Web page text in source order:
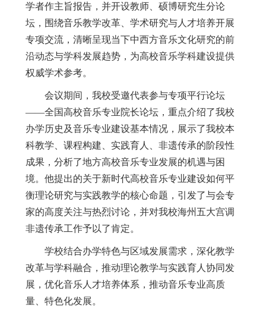
学者作主旨报告，并开设教师、硕博研究生分论
坛，围绕音乐教学改革、学术研究与人才培养开展
专项交流，清晰呈现当下中西方音乐文化研究的前
沿动态与学科发展趋势，为高校音乐学科建设提供
权威学术参考。
会议期间， 我校受邀代表参与专项平行论坛
——全国高校音乐专业院长论坛， 重点介绍了我校
办学历史及音乐专业建设基本情况，展示了我校本
科教学、课程构建、实践育人、非遗传承的阶段性
成果，分析了地方高校音乐专业发展的机遇与困
境。 他提出的关于新时代高校音乐专业建设如何平
衡理论研究与实践教学的核心命题，引发了与会专
家的高度关注与热烈讨论，并对我校海州五大宫调
非遗传承工作予以了肯定。
学校结合办学特色与区域发展需求，深化教学
改革与学科融合，推动理论教学与实践育人协同发
展，优化音乐人才培养体系， 推动音乐专业高质
量、特色化发展。